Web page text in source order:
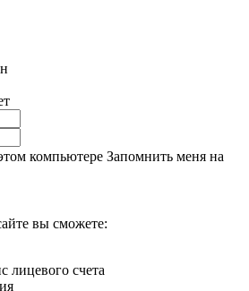
компьютере Запомнить меня на
вы сможете:
лицевого счета